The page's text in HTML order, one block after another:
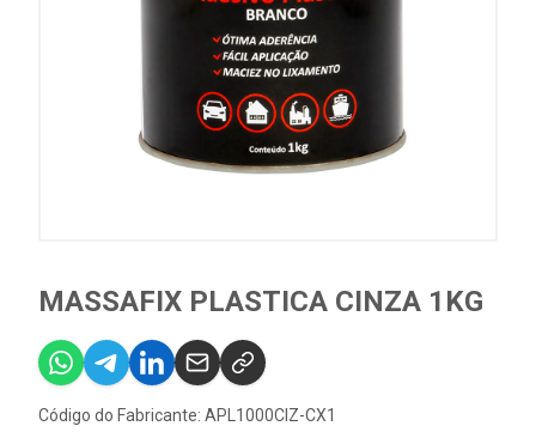
MASSAFIX PLASTICA CINZA 1KG
Código do Fabricante: APL1000CIZ-CX1